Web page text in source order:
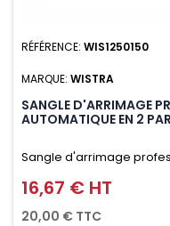
RÉFÉRENCE: WIS1250150
MARQUE: WISTRA
SANGLE D'ARRIMAGE
AUTOMATIQUE EN 2
Sangle d'arrimage
avec crochet S en 2
rapide d'utilisation.
Prix
16,67 € HT
20,00 € TTC